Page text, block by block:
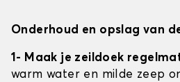
Onderhoud en opslag van
1- Maak je zeildoek
warm water en milde zeep